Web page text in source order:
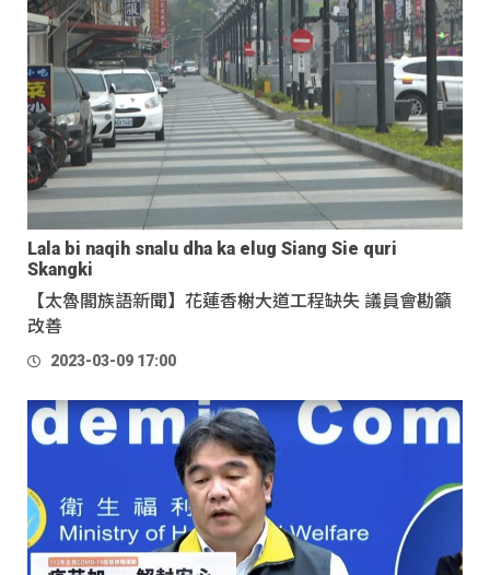
Lala bi naqih snalu dha ka elug Siang Sie quri
Skangki
【太魯閣族語新聞】花蓮香榭大道工程缺失 議員會勘籲
改善
2023-03-09 17:00